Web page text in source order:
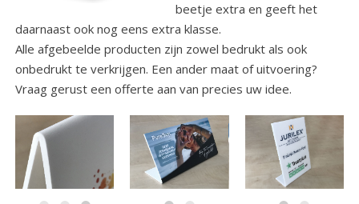
beetje extra en geeft het
daarnaast ook nog eens extra klasse.
Alle afgebeelde producten zijn zowel bedrukt als ook
onbedrukt te verkrijgen. Een ander maat of uitvoering?
Vraag gerust een offerte aan van precies uw idee.